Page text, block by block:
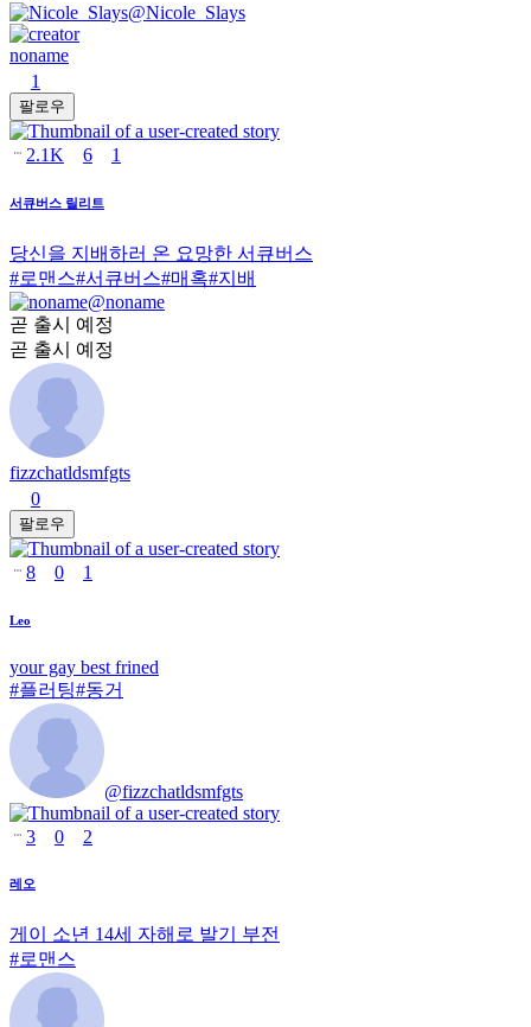
@Nicole_Slays
noname
1
팔로우
2.1K 6 1
서큐버스 릴리트
당신을 지배하러 온 요망한 서큐버스
#로맨스#서큐버스#매혹#지배
@noname
곧 출시 예정
곧 출시 예정
fizzchatldsmfgts
0
팔로우
8 0 1
Leo
your gay best frined
#플러팅#동거
@fizzchatldsmfgts
3 0 2
레오
게이 소년 14세 자해로 발기 부전
#로맨스